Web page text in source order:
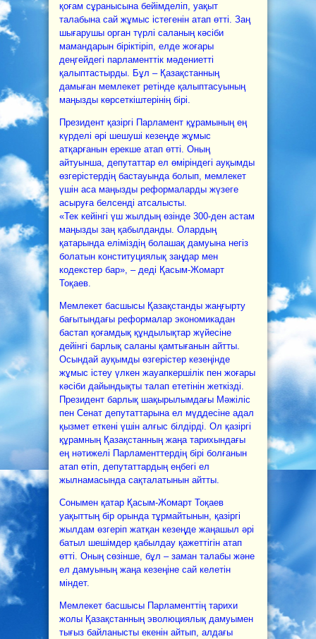
қоғам сұранысына бейімделіп, уақыт
талабына сай жұмыс істегенін атап өтті. Заң
шығарушы орган түрлі саланың кәсіби
мамандарын біріктіріп, елде жоғары
деңгейдегі парламенттік мәдениетті
қалыптастырды. Бұл – Қазақстанның
дамыған мемлекет ретінде қалыптасуының
маңызды көрсеткіштерінің бірі.
Президент қазіргі Парламент құрамының ең
күрделі әрі шешуші кезеңде жұмыс
атқарғанын ерекше атап өтті. Оның
айтуынша, депутаттар ел өміріндегі ауқымды
өзгерістердің бастауында болып, мемлекет
үшін аса маңызды реформаларды жүзеге
асыруға белсенді атсалысты.
«Тек кейінгі үш жылдың өзінде 300-ден астам
маңызды заң қабылданды. Олардың
қатарында еліміздің болашақ дамуына негіз
болатын конституциялық заңдар мен
кодекстер бар», – деді Қасым-Жомарт
Тоқаев.
Мемлекет басшысы Қазақстанды жаңғырту
бағытындағы реформалар экономикадан
бастап қоғамдық құндылықтар жүйесіне
дейінгі барлық саланы қамтығанын айтты.
Осындай ауқымды өзгерістер кезеңінде
жұмыс істеу үлкен жауапкершілік пен жоғары
кәсіби дайындықты талап ететінін жеткізді.
Президент барлық шақырылымдағы Мәжіліс
пен Сенат депутаттарына ел мүддесіне адал
қызмет еткені үшін алғыс білдірді. Ол қазіргі
құрамның Қазақстанның жаңа тарихындағы
ең нәтижелі Парламенттердің бірі болғанын
атап өтіп, депутаттардың еңбегі ел
жылнамасында сақталатынын айтты.
Сонымен қатар Қасым-Жомарт Тоқаев
уақыттың бір орында тұрмайтынын, қазіргі
жылдам өзгеріп жатқан кезеңде жаңашыл әрі
батыл шешімдер қабылдау қажеттігін атап
өтті. Оның сөзінше, бұл – заман талабы және
ел дамуының жаңа кезеңіне сай келетін
міндет.
Мемлекет басшысы Парламенттің тарихи
жолы Қазақстанның эволюциялық дамуымен
тығыз байланысты екенін айтып, алдағы